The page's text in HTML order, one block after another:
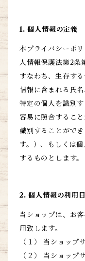
1. 個人情報の定義
本プライバシーポ
人情報保護法第2条
すなわち、生存す
情報に含まれる氏
特定の個人を識別
容易に照合するこ
識別することがで
す。）、もしくは
するものとします。
2. 個人情報の利用
当ショップは、お
用致します。
（１） 当ショップ
（２） 当ショップ